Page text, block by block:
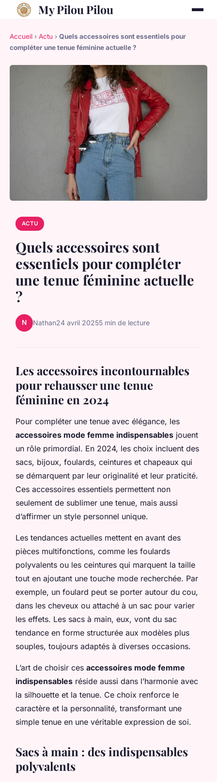
My Pilou Pilou
Accueil › Actu › Quels accessoires sont essentiels pour
compléter une tenue féminine actuelle ?
ACTU
Quels accessoires sont
essentiels pour compléter
une tenue féminine actuelle
?
N Nathan24 avril 20255 min de lecture
Les accessoires incontournables
pour rehausser une tenue
féminine en 2024
Pour compléter une tenue avec élégance, les
accessoires mode femme indispensables jouent
un rôle primordial. En 2024, les choix incluent des
sacs, bijoux, foulards, ceintures et chapeaux qui
se démarquent par leur originalité et leur praticité.
Ces accessoires essentiels permettent non
seulement de sublimer une tenue, mais aussi
d’affirmer un style personnel unique.
Les tendances actuelles mettent en avant des
pièces multifonctions, comme les foulards
polyvalents ou les ceintures qui marquent la taille
tout en ajoutant une touche mode recherchée. Par
exemple, un foulard peut se porter autour du cou,
dans les cheveux ou attaché à un sac pour varier
les effets. Les sacs à main, eux, vont du sac
tendance en forme structurée aux modèles plus
souples, toujours adaptés à diverses occasions.
L’art de choisir ces accessoires mode femme
indispensables réside aussi dans l’harmonie avec
la silhouette et la tenue. Ce choix renforce le
caractère et la personnalité, transformant une
simple tenue en une véritable expression de soi.
Sacs à main : des indispensables
polyvalents